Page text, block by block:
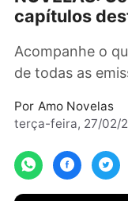
NOVELAS:
Acompanhe o
de todas as
Por
Amo Novelas
terça-feira, 27/